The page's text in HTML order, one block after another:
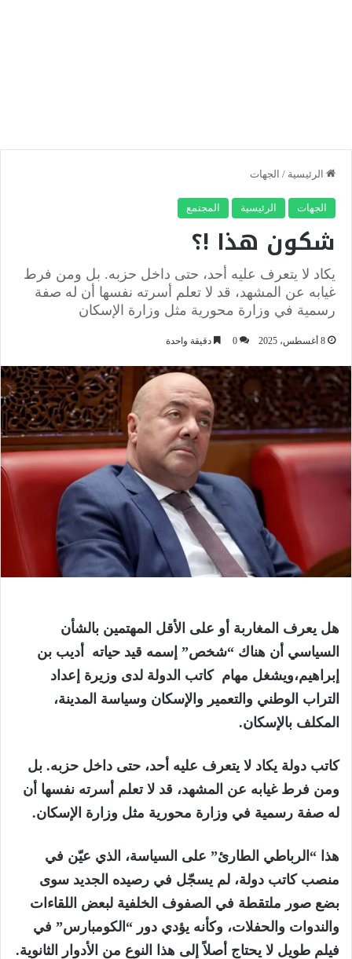
الرئيسية / الجهات
الجهات الرئيسية المجتمع
شكون هذا !؟
يكاد لا يتعرف عليه أحد، حتى داخل حزبه. بل ومن فرط
غيابه عن المشهد، قد لا تعلم أسرته نفسها أن له صفة
رسمية في وزارة محورية مثل وزارة الإسكان
8 أغسطس، 2025 0 دقيقة واحدة
هل يعرف المغاربة أو على الأقل المهتمين بالشأن
السياسي أن هناك “شخص” إسمه قيد حياته أديب بن
إبراهيم،ويشغل مهام كاتب الدولة لدى وزيرة إعداد
التراب الوطني والتعمير والإسكان وسياسة المدينة،
المكلف بالإسكان.
كاتب دولة يكاد لا يتعرف عليه أحد، حتى داخل حزبه. بل
ومن فرط غيابه عن المشهد، قد لا تعلم أسرته نفسها أن
له صفة رسمية في وزارة محورية مثل وزارة الإسكان.
هذا “الرباطي الطارئ” على السياسة، الذي عيّن في
منصب كاتب دولة، لم يسجّل في رصيده الجديد سوى
بضع صور ملتقطة في الصفوف الخلفية لبعض اللقاءات
والندوات والحفلات، وكأنه يؤدي دور “الكومبارس” في
فيلم طويل لا يحتاج أصلاً إلى هذا النوع من الأدوار الثانوية.